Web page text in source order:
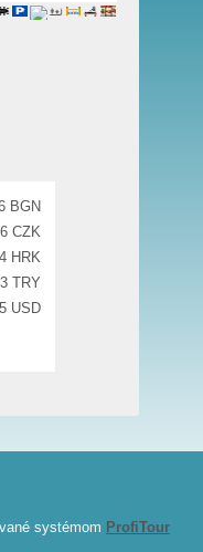
BGN
CZK
HRK
TRY
USD
systémom ProfiTour